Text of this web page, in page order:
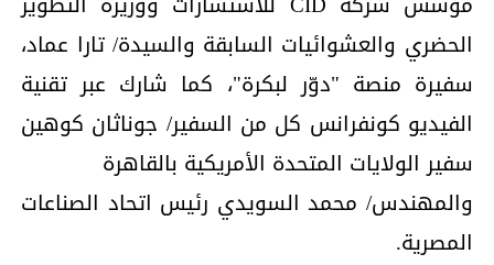
الحضري والعشوائيات السابقة والسيدة/ تارا عماد،
سفيرة منصة "دوّر لبكرة"، كما شارك عبر تقنية
الفيديو كونفرانس كل من السفير/ جوناثان كوهين
سفير الولايات المتحدة الأمريكية بالقاهرة
والمهندس/ محمد السويدي رئيس اتحاد الصناعات
المصرية.